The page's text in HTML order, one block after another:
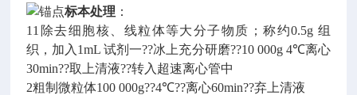
标本处理 ：
11除去细胞核、线粒体等大分子物质；称约0.5g 组
织，加入1mL 试剂一??冰上充分研磨??10 000g 4℃离心
30min??取上清液??转入超速离心管中
2粗制微粒体100 000g??4℃??离心60min??弃上清液